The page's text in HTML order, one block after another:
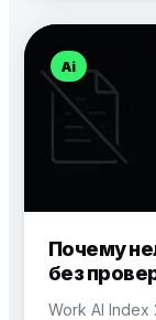
Ai
Почему
без
Work AI